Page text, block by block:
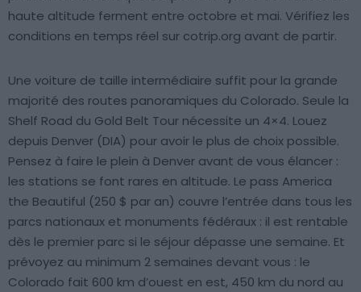
haute altitude ferment entre octobre et mai. Vérifiez les
conditions en temps réel sur cotrip.org avant de partir.
Une voiture de taille intermédiaire suffit pour la grande
majorité des routes panoramiques du Colorado. Seule la
Shelf Road du Gold Belt Tour nécessite un 4×4. Louez
depuis Denver (DIA) pour avoir le plus de choix possible.
Pensez à faire le plein à Denver avant de vous élancer :
les stations se font rares en altitude. Le pass America
the Beautiful (250 $ par an) couvre l’entrée dans tous les
parcs nationaux et monuments fédéraux : il est rentable
dès le premier parc si le séjour dépasse une semaine. Et
prévoyez au minimum 2 semaines devant vous : le
Colorado fait 600 km d’ouest en est, 450 km du nord au